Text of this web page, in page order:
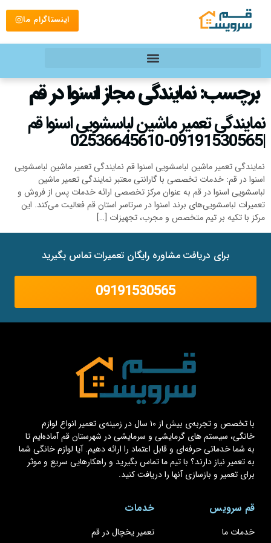
اینستاگرام ما
برچسب:نمایندگی مجاز اسنوا در قم
نمایندگی تعمیر ماشین لباسشویی اسنوا قم
|09191530565-02536645610
نمایندگی تعمیر ماشین لباسشویی اسنوا قم نمایندگی تعمیر ماشین لباسشویی
اسنوا در قم: خدمات تخصصی با گارانتی معتبر نمایندگی تعمیر ماشین
لباسشویی اسنوا در قم به عنوان مرکز تخصصی ارائه خدمات پس از فروش و
تعمیرات لباسشویی‌های برند اسنوا در سرتاسر استان قم فعالیت می‌کند. این
مرکز با تکیه بر تیم متخصص و مجرب، تجهیزات […]
برای دریافت مشاوره رایگان تعمیرات تماس بگیرید
09191530565
با تخصص و تجربه‌ی بیش از ۱۰ سال در زمینه‌ی تعمیر انواع لوازم
خانگی، سیستم های گرمایشی و سرمایشی در شهرستان قم آماده‌ایم تا
به شما خدماتی حرفه‌ای و قابل اعتماد را ارائه دهیم. آیا لوازم خانگی شما
به تعمیر نیاز دارند؟ با تیم ما تماس بگیرید و راهکارهایی سریع و موثر
برای تعمیر و بازسازی آنها را دریافت کنید.
قم سرویس
خدمات ما
خدمات
تعمیر یخچال در قم